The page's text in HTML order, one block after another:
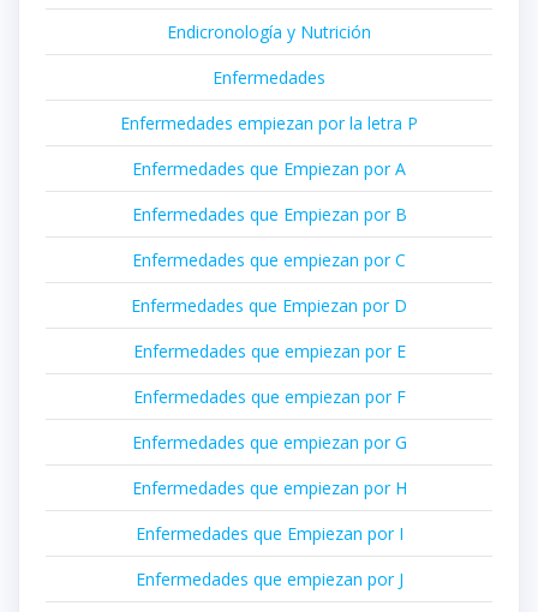
Endicronología y Nutrición
Enfermedades
Enfermedades empiezan por la letra P
Enfermedades que Empiezan por A
Enfermedades que Empiezan por B
Enfermedades que empiezan por C
Enfermedades que Empiezan por D
Enfermedades que empiezan por E
Enfermedades que empiezan por F
Enfermedades que empiezan por G
Enfermedades que empiezan por H
Enfermedades que Empiezan por I
Enfermedades que empiezan por J